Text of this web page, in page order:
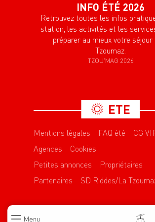
Menu
INFO ÉTÉ 2026
Retrouvez toutes les infos
station, les activités et les
préparer au mieux votre séjour
Tzoumaz.
TZOU'MAG 2026
ETE
Mentions légales FAQ été
CG
Agences
Cookies
Petites annonces
Propriétaires
Partenaires
SD Riddes/La